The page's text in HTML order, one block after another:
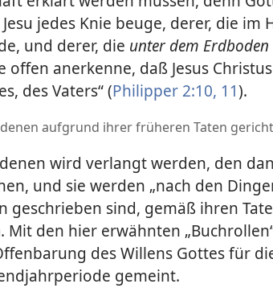
jedes Knie beuge, derer, die im
und derer, die unter dem Erdboden
offen anerkenne, daß Jesus
des Vaters“ (Philipper 2:10, 11).
aufgrund ihrer früheren Taten
wird verlangt werden, den
und sie werden „nach den
geschrieben sind, gemäß ihren
Mit den hier erwähnten
des Willens Gottes für
gemeint.